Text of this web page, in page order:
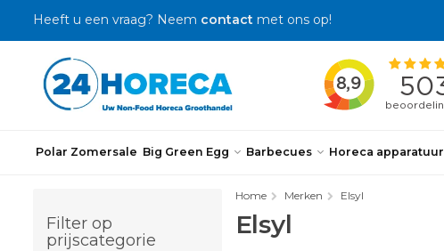
Heeft u een vraag? Neem contact met ons op!
Polar Zomersale Big Green Egg Barbecues Horeca apparatuur
Filter op
prijscategorie
Home Merken Elsyl
Elsyl